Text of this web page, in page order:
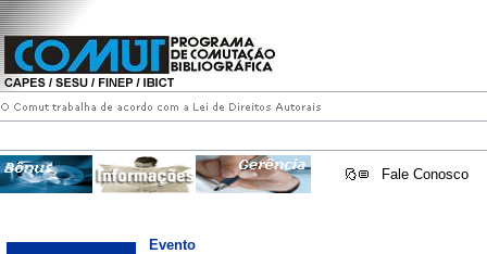
Fale Conosco
Evento